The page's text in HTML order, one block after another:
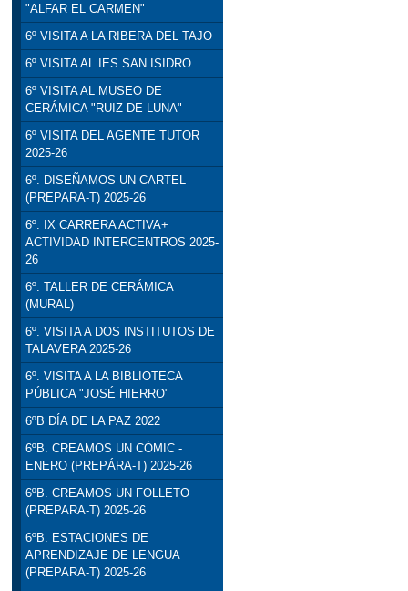
"ALFAR EL CARMEN"
6º VISITA A LA RIBERA DEL TAJO
6º VISITA AL IES SAN ISIDRO
6º VISITA AL MUSEO DE
CERÁMICA "RUIZ DE LUNA"
6º VISITA DEL AGENTE TUTOR
2025-26
6º. DISEÑAMOS UN CARTEL
(PREPARA-T) 2025-26
6º. IX CARRERA ACTIVA+
ACTIVIDAD INTERCENTROS 2025-
26
6º. TALLER DE CERÁMICA
(MURAL)
6º. VISITA A DOS INSTITUTOS DE
TALAVERA 2025-26
6º. VISITA A LA BIBLIOTECA
PÚBLICA "JOSÉ HIERRO"
6ºB DÍA DE LA PAZ 2022
6ºB. CREAMOS UN CÓMIC -
ENERO (PREPÁRA-T) 2025-26
6ºB. CREAMOS UN FOLLETO
(PREPARA-T) 2025-26
6ºB. ESTACIONES DE
APRENDIZAJE DE LENGUA
(PREPARA-T) 2025-26